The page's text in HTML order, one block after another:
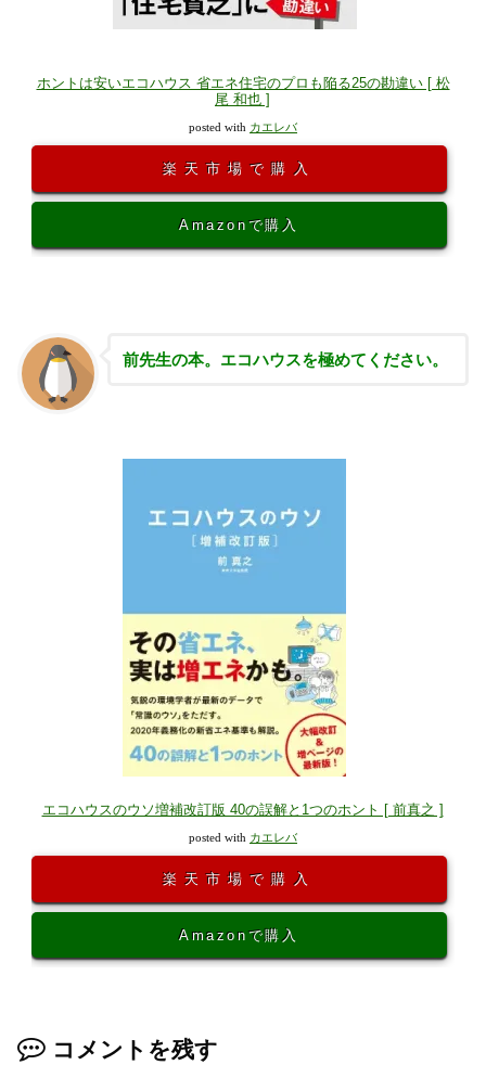
ホントは安いエコハウス 省エネ住宅のプロも陥る25の勘違い [ 松
尾 和也 ]
posted with カエレバ
楽天市場で購入
Amazonで購入
前先生の本。エコハウスを極めてください。
エコハウスのウソ増補改訂版 40の誤解と1つのホント [ 前真之 ]
posted with カエレバ
楽天市場で購入
Amazonで購入
コメントを残す